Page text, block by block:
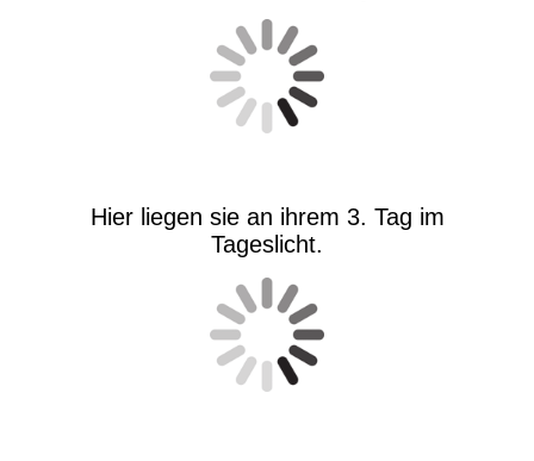
Hier liegen sie an ihrem 3. Tag im
Tageslicht.